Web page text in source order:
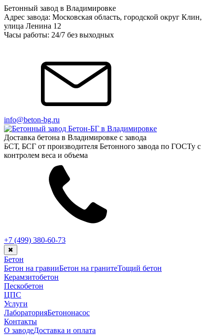
Бетонный завод в Владимировке
Адрес завода: Московская область, городской округ Клин,
улица Ленина 12
Часы работы: 24/7 без выходных
info@beton-bg.ru
Доставка бетона в Владимировке с завода
БСТ, БСГ от производителя Бетонного завода по ГОСТу с
контролем веса и объема
+7 (499) 380-60-73
✖
Бетон
Бетон на гравииБетон на гранитеТощий бетон
Керамзитобетон
Пескобетон
ЦПС
Услуги
ЛабораторияБетононасос
Контакты
О заводеДоставка и оплата